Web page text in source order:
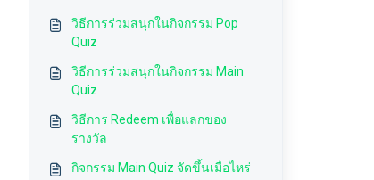
วิธีการร่วมสนุกในกิจกรรม Pop
Quiz
วิธีการร่วมสนุกในกิจกรรม Main
Quiz
วิธีการ Redeem เพื่อแลกของ
รางวัล
กิจกรรม Main Quiz จัดขึ้นเมื่อไหร่